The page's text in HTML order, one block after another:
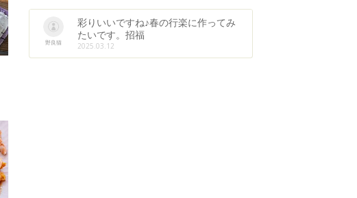
野良猫
彩りいいですね♪春の行楽に作ってみ
たいです。招福
2025.03.12